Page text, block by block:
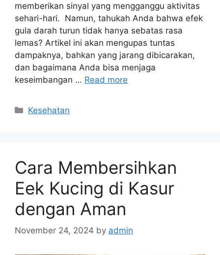
memberikan sinyal yang mengganggu aktivitas
sehari-hari. Namun, tahukah Anda bahwa efek
gula darah turun tidak hanya sebatas rasa
lemas? Artikel ini akan mengupas tuntas
dampaknya, bahkan yang jarang dibicarakan,
dan bagaimana Anda bisa menjaga
keseimbangan … Read more
Categories
Kesehatan
Cara Membersihkan
Eek Kucing di Kasur
dengan Aman
November 24, 2024 by admin